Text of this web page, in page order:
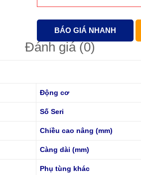
BÁO GIÁ NHANH
Đánh giá (0)
Động cơ
Số Seri
Chiều cao nâng (mm)
Càng dài (mm)
Phụ tùng khác